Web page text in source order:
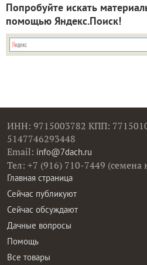
Попробуйте искать
помощью Яндекс.Поиск!
ИНН: 9715003782 КПП:
5147746293448
Email: info@7dach.ru
Тел: +7 (916) 710-7449 (семена
Главная страница
Сейчас публикуют
Сейчас обсуждают
Дачные вопросы
Помощь
Все товары